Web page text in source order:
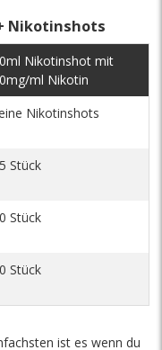
Nikotinshots
Nikotinshot mit
ml Nikotin
Nikotinshots
Stück
Stück
Stück
ist es wenn du